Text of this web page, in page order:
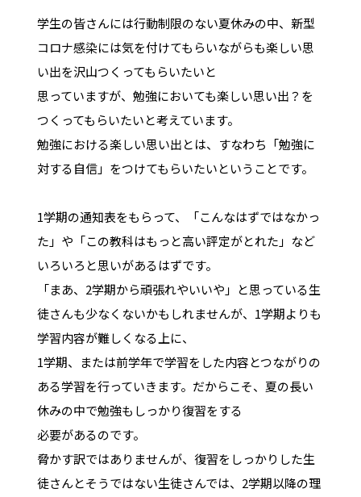
学生の皆さんには行動制限のない夏休みの中、新型
コロナ感染には気を付けてもらいながらも楽しい思
い出を沢山つくってもらいたいと
思っていますが、勉強においても楽しい思い出？を
つくってもらいたいと考えています。
勉強における楽しい思い出とは、すなわち「勉強に
対する自信」をつけてもらいたいということです。
1学期の通知表をもらって、「こんなはずではなかっ
た」や「この教科はもっと高い評定がとれた」など
いろいろと思いがあるはずです。
「まあ、2学期から頑張れやいいや」と思っている生
徒さんも少なくないかもしれませんが、1学期よりも
学習内容が難しくなる上に、
1学期、または前学年で学習をした内容とつながりの
ある学習を行っていきます。だからこそ、夏の長い
休みの中で勉強もしっかり復習をする
必要があるのです。
脅かす訳ではありませんが、復習をしっかりした生
徒さんとそうではない生徒さんでは、2学期以降の理